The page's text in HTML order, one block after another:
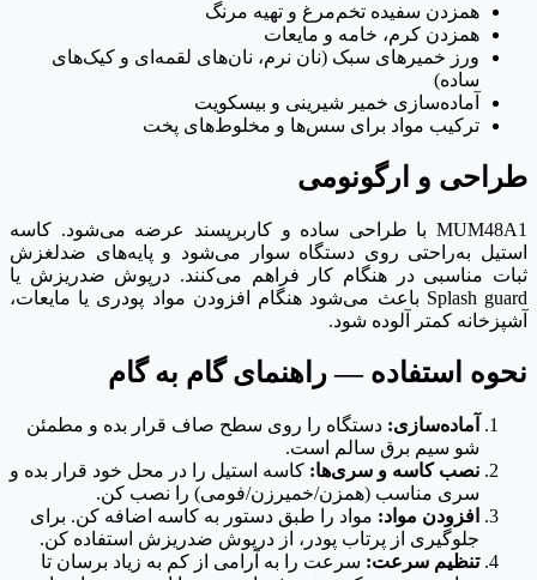
همزدن سفیده تخم‌مرغ و تهیه مرنگ
همزدن کرم، خامه و مایعات
ورز خمیرهای سبک (نان نرم، نان‌های لقمه‌ای و کیک‌های
ساده)
آماده‌سازی خمیر شیرینی و بیسکویت
ترکیب مواد برای سس‌ها و مخلوط‌های پخت
طراحی و ارگونومی
MUM48A1 با طراحی ساده و کاربرپسند عرضه می‌شود. کاسه
استیل به‌راحتی روی دستگاه سوار می‌شود و پایه‌های ضدلغزش
ثبات مناسبی در هنگام کار فراهم می‌کنند. درپوش ضدریزش یا
Splash guard باعث می‌شود هنگام افزودن مواد پودری یا مایعات،
آشپزخانه کمتر آلوده شود.
نحوه استفاده — راهنمای گام به گام
آماده‌سازی: دستگاه را روی سطح صاف قرار بده و مطمئن
شو سیم برق سالم است.
نصب کاسه و سری‌ها: کاسه استیل را در محل خود قرار بده و
سری مناسب (همزن/خمیرزن/فومی) را نصب کن.
افزودن مواد: مواد را طبق دستور به کاسه اضافه کن. برای
جلوگیری از پرتاب پودر، از درپوش ضدریزش استفاده کن.
تنظیم سرعت: سرعت را به آرامی از کم به زیاد برسان تا